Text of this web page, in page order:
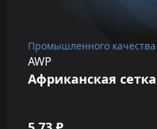
Промышленного качества
AWP
Африканская сетка